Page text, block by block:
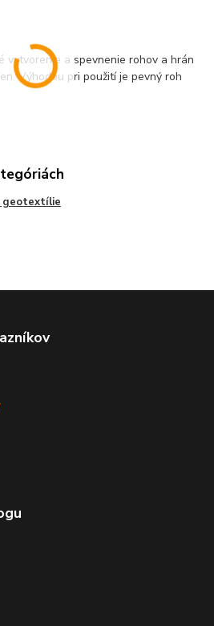
vytvorenie a spevnenie rohov a hrán
Výhodou pri použití je pevný roh
geotextílie